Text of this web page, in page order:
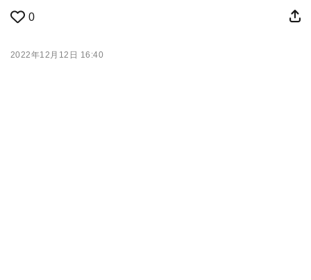
0
2022年12月12日 16:40